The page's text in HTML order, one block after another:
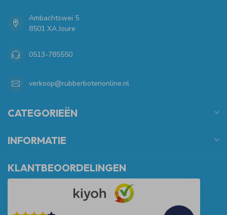
Ambachtswei 5
8501 XA Joure
0513-785550
verkoop@rubberbotenonline.nl
CATEGORIEËN
INFORMATIE
KLANTBEOORDELINGEN